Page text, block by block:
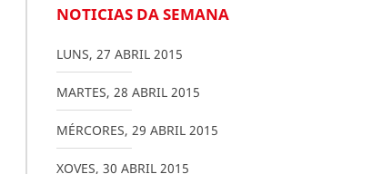
NOTICIAS DA SEMANA
LUNS, 27 ABRIL 2015
MARTES, 28 ABRIL 2015
MÉRCORES, 29 ABRIL 2015
XOVES, 30 ABRIL 2015